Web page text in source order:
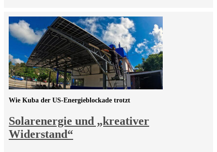
Solarenergie und „kreativer
Widerstand“
Wie Kuba der US-Energieblockade trotzt